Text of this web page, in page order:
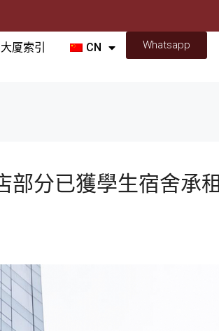
大厦索引 CN Whatsapp
部分已獲學生宿舍承租